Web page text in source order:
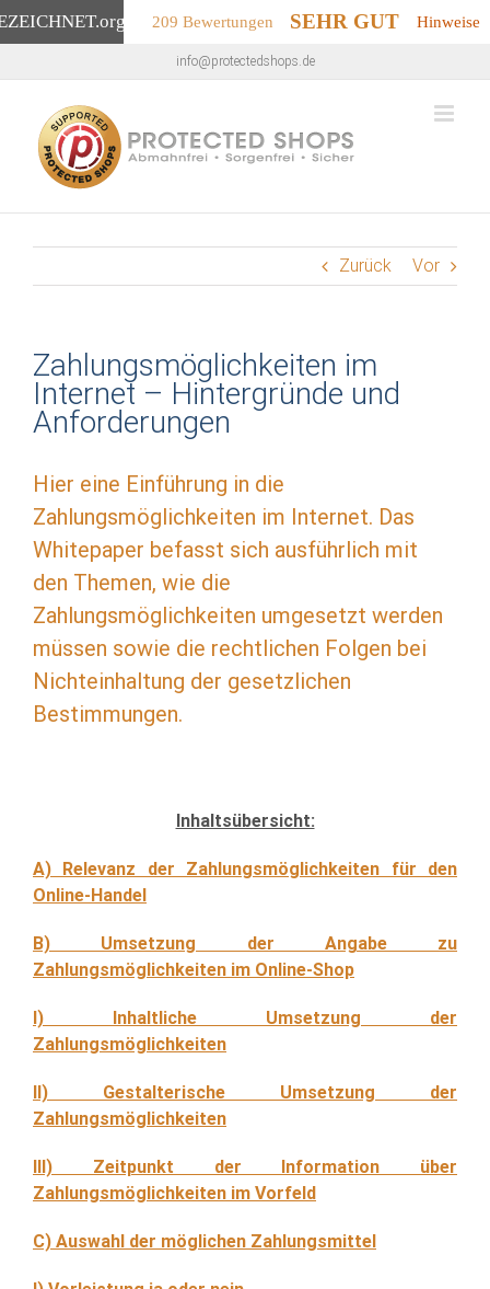
.org 209 Bewertungen SEHR GUT Hinweise
Inhalt
springen
info@protectedshops.de
Zurück Vor
Zahlungsmöglichkeiten im
Internet – Hintergründe und
Anforderungen
Hier eine Einführung in die
Zahlungsmöglichkeiten im Internet. Das
Whitepaper befasst sich ausführlich mit
den Themen, wie die
Zahlungsmöglichkeiten umgesetzt werden
müssen sowie die rechtlichen Folgen bei
Nichteinhaltung der gesetzlichen
Bestimmungen.
Inhaltsübersicht:
A) Relevanz der Zahlungsmöglichkeiten für den
Online-Handel
B) Umsetzung der Angabe zu
Zahlungsmöglichkeiten im Online-Shop
I) Inhaltliche Umsetzung der
Zahlungsmöglichkeiten
II) Gestalterische Umsetzung der
Zahlungsmöglichkeiten
III) Zeitpunkt der Information über
Zahlungsmöglichkeiten im Vorfeld
C) Auswahl der möglichen Zahlungsmittel